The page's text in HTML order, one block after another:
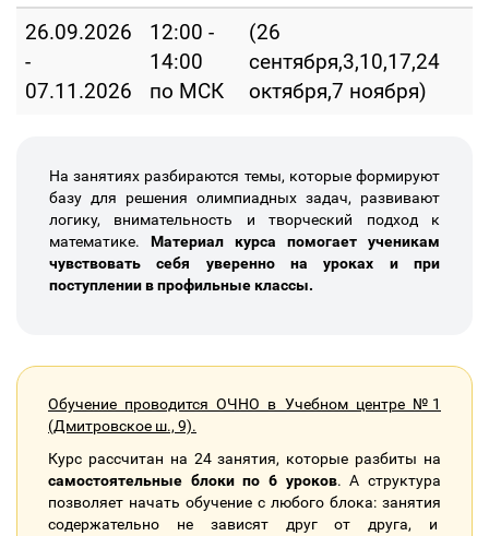
26.09.2026
-
07.11.2026
12:00 -
14:00
по МСК
(26
сентября,3,10,17,24
октября,7 ноября)
На занятиях разбираются темы, которые формируют
базу для решения олимпиадных задач, развивают
логику, внимательность и творческий подход к
математике. Материал курса помогает ученикам
чувствовать себя уверенно на уроках и при
поступлении в профильные классы.
Обучение проводится ОЧНО в Учебном центре №1
(Дмитровское ш., 9).
Курс рассчитан на 24 занятия, которые разбиты на
самостоятельные блоки по 6 уроков. А структура
позволяет начать обучение с любого блока: занятия
содержательно не зависят друг от друга, и